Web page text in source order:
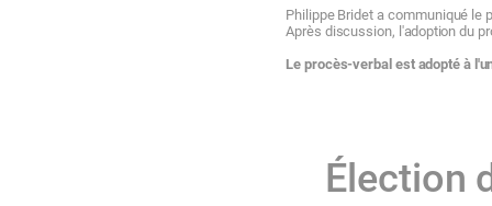
Philippe Bridet acommuniqué le
Après discussion, l'adoptiondu
Le procès-verbal est adoptéà
Élection